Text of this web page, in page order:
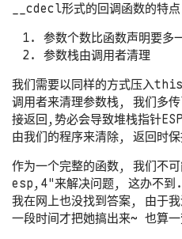
__cdecl形式的回调函数的特
参数个数比函数声明要
参数栈由调用者清理
我们需要以同样的方式压入
调用者来清理参数栈, 我们多
接返回,势必会导致堆栈指针
由我们的程序来清除, 返回时
作为一个完整的函数, 我们不
esp,4"来解决问题, 这办不
我在网上也没找到答案, 由于
一段时间才把她搞出来~ 也算